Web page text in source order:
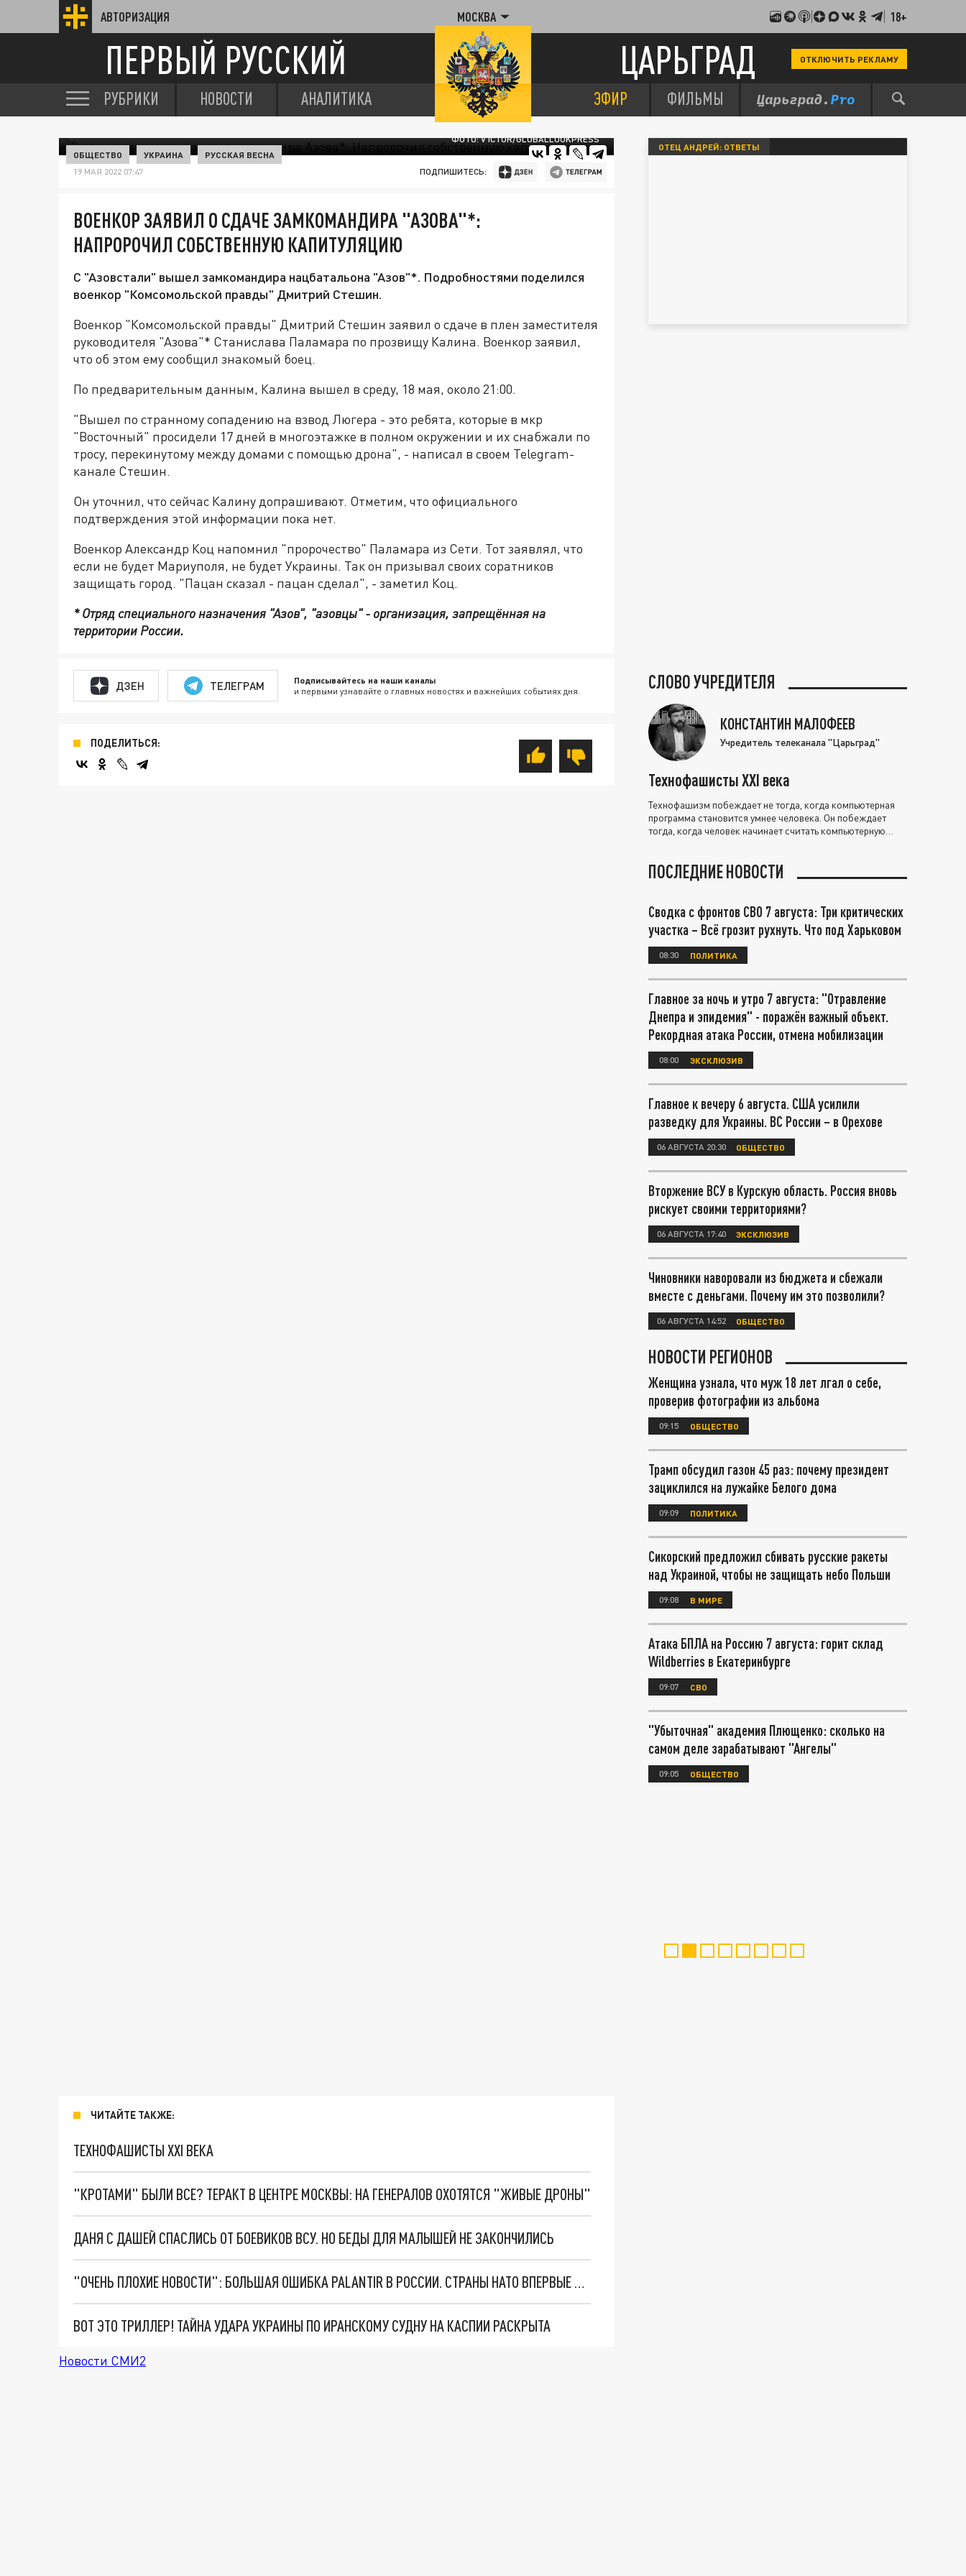
АВТОРИЗАЦИЯ МОСКВА 18+
ПЕРВЫЙ РУССКИЙ ЦАРЬГРАД ОТКЛЮЧИТЬ РЕКЛАМУ
РУБРИКИ НОВОСТИ АНАЛИТИКА ЭФИР ФИЛЬМЫ
ФОТО: V ICTOR/GLOBALLOOKPRESS
ОБЩЕСТВО УКРАИНА РУССКАЯ ВЕСНА
19 МАЯ 2022 07:47 ПОДПИШИТЕСЬ:
ВОЕНКОР ЗАЯВИЛ О СДАЧЕ ЗАМКОМАНДИРА "АЗОВА"*:
НАПРОРОЧИЛ СОБСТВЕННУЮ КАПИТУЛЯЦИЮ
С "Азовстали" вышел замкомандира нацбатальона "Азов"*. Подробностями поделился
военкор "Комсомольской правды" Дмитрий Стешин.
Военкор "Комсомольской правды" Дмитрий Стешин заявил о сдаче в плен заместителя
руководителя "Азова"* Станислава Паламара по прозвищу Калина. Военкор заявил,
что об этом ему сообщил знакомый боец.
По предварительным данным, Калина вышел в среду, 18 мая, около 21:00.
"Вышел по странному сопадению на взвод Люгера - это ребята, которые в мкр
"Восточный" просидели 17 дней в многоэтажке в полном окружении и их снабжали по
тросу, перекинутому между домами с помощью дрона", - написал в своем Telegram-
канале Стешин.
Он уточнил, что сейчас Калину допрашивают. Отметим, что официального
подтверждения этой информации пока нет.
Военкор Александр Коц напомнил "пророчество" Паламара из Сети. Тот заявлял, что
если не будет Мариуполя, не будет Украины. Так он призывал своих соратников
защищать город. "Пацан сказал - пацан сделал", - заметил Коц.
* Отряд специального назначения "Азов", "азовцы" - организация, запрещённая на
территории России.
ДЗЕН ТЕЛЕГРАМ Подписывайтесь на наши каналы
и первыми узнавайте о главных новостях и важнейших событиях дня.
ПОДЕЛИТЬСЯ:
ЧИТАЙТЕ ТАКЖЕ:
ТЕХНОФАШИСТЫ XXI ВЕКА
"КРОТАМИ" БЫЛИ ВСЕ? ТЕРАКТ В ЦЕНТРЕ МОСКВЫ: НА ГЕНЕРАЛОВ ОХОТЯТСЯ "ЖИВЫЕ ДРОНЫ"
ДАНЯ С ДАШЕЙ СПАСЛИСЬ ОТ БОЕВИКОВ ВСУ. НО БЕДЫ ДЛЯ МАЛЫШЕЙ НЕ ЗАКОНЧИЛИСЬ
"ОЧЕНЬ ПЛОХИЕ НОВОСТИ": БОЛЬШАЯ ОШИБКА PALANTIR В РОССИИ. СТРАНЫ НАТО ВПЕРВЫЕ ЗА СВО ОСТАНОВИЛИ ПОСТАВКИ ОРУЖИЯ. ВСУ ТЕРЯЮТ ПРИГРАНИЧЬЕ?
ВОТ ЭТО ТРИЛЛЕР! ТАЙНА УДАРА УКРАИНЫ ПО ИРАНСКОМУ СУДНУ НА КАСПИИ РАСКРЫТА
Новости СМИ2
ОТЕЦ АНДРЕЙ: ОТВЕТЫ
СЛОВО УЧРЕДИТЕЛЯ
КОНСТАНТИН МАЛОФЕЕВ
Учредитель телеканала "Царьград"
Технофашисты XXI века
Технофашизм побеждает не тогда, когда компьютерная
программа становится умнее человека. Он побеждает
тогда, когда человек начинает считать компьютерную
ПОСЛЕДНИЕ НОВОСТИ
Сводка с фронтов СВО 7 августа: Три критических
участка – Всё грозит рухнуть. Что под Харьковом
08:30 ПОЛИТИКА
Главное за ночь и утро 7 августа: "Отравление
Днепра и эпидемия" - поражён важный объект.
Рекордная атака России, отмена мобилизации
08:00 ЭКСКЛЮЗИВ
Главное к вечеру 6 августа. США усилили
разведку для Украины. ВС России – в Орехове
06 АВГУСТА 20:30 ОБЩЕСТВО
Вторжение ВСУ в Курскую область. Россия вновь
рискует своими территориями?
06 АВГУСТА 17:40 ЭКСКЛЮЗИВ
Чиновники наворовали из бюджета и сбежали
вместе с деньгами. Почему им это позволили?
06 АВГУСТА 14:52 ОБЩЕСТВО
НОВОСТИ РЕГИОНОВ
Женщина узнала, что муж 18 лет лгал о себе,
проверив фотографии из альбома
09:15 ОБЩЕСТВО
Трамп обсудил газон 45 раз: почему президент
зациклился на лужайке Белого дома
09:09 ПОЛИТИКА
Сикорский предложил сбивать русские ракеты
над Украиной, чтобы не защищать небо Польши
09:08 В МИРЕ
Атака БПЛА на Россию 7 августа: горит склад
Wildberries в Екатеринбурге
09:07 СВО
"Убыточная" академия Плющенко: сколько на
самом деле зарабатывают "Ангелы"
09:05 ОБЩЕСТВО